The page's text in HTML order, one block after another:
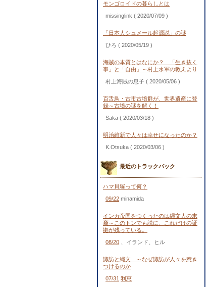
モンゴロイドの暮らしとは
missinglink ( 2020/07/09 )
「日本人シュメール起源説」の謎
ひろ ( 2020/05/19 )
海賊の本質とはなにか？ 「生き抜く
事」と「自由」～村上水軍の教えより
村上海賊の息子 ( 2020/05/06 )
百舌鳥・古市古墳群が、世界遺産に登
録～古墳の謎を解く！
Saka ( 2020/03/18 )
明治維新で人々は幸せになったのか？
K.Otsuka ( 2020/03/06 )
最近のトラックバック
ハマ貝塚って何？
09/22 minamida
インカ帝国をつくったのは縄文人の末
裔～このトンでも説に、これだけの証
拠が残っている。
08/20
、イランド、ヒル
諏訪と縄文 ～なぜ諏訪が人々を惹き
つけるのか
07/31 利恵